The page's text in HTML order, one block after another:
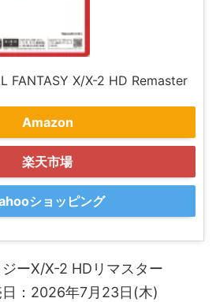
FANTASY X/X-2 HD Remaster
Amazon
楽天市場
ショッピング
ーX/X-2 HDリマスター
：2026年7月23日(木)